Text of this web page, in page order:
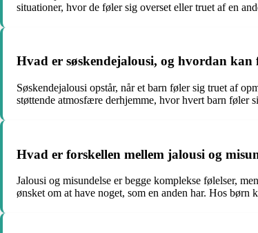
situationer, hvor de føler sig overset eller truet af en
Hvad er søskendejalousi, og hvordan
Søskendejalousi opstår, når et barn føler sig truet af
støttende atmosfære derhjemme, hvor hvert barn føler
Hvad er forskellen mellem jalousi og
Jalousi og misundelse er begge komplekse følelser,
ønsket om at have noget, som en anden har. Hos